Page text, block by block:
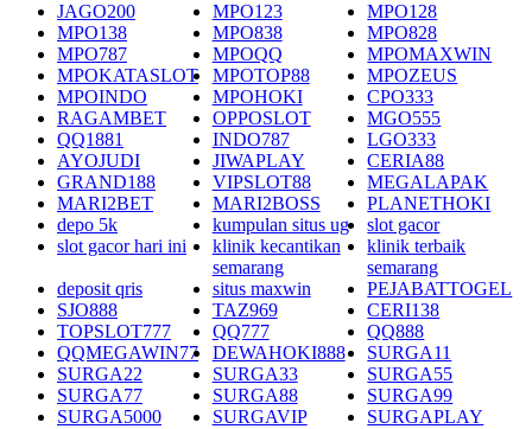
JAGO200
MPO123
MPO128
MPO138
MPO838
MPO828
MPO787
MPOQQ
MPOMAXWIN
MPOKATASLOT
MPOTOP88
MPOZEUS
MPOINDO
MPOHOKI
CPO333
RAGAMBET
OPPOSLOT
MGO555
QQ1881
INDO787
LGO333
AYOJUDI
JIWAPLAY
CERIA88
GRAND188
VIPSLOT88
MEGALAPAK
MARI2BET
MARI2BOSS
PLANETHOKI
depo 5k
kumpulan situs ug
slot gacor
slot gacor hari ini
klinik kecantikan
semarang
klinik terbaik
semarang
deposit qris
situs maxwin
PEJABATTOGEL
SJO888
TAZ969
CERI138
TOPSLOT777
QQ777
QQ888
QQMEGAWIN77
DEWAHOKI888
SURGA11
SURGA22
SURGA33
SURGA55
SURGA77
SURGA88
SURGA99
SURGA5000
SURGAVIP
SURGAPLAY